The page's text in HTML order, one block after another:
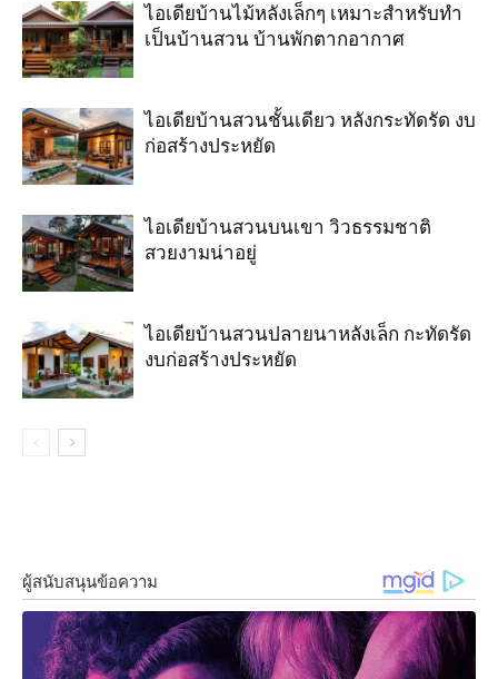
ไอเดียบ้านไม้หลังเล็กๆ เหมาะสำหรับทำ
เป็นบ้านสวน บ้านพักตากอากาศ
ไอเดียบ้านสวนชั้นเดียว หลังกระทัดรัด งบ
ก่อสร้างประหยัด
ไอเดียบ้านสวนบนเขา วิวธรรมชาติ
สวยงามน่าอยู่
ไอเดียบ้านสวนปลายนาหลังเล็ก กะทัดรัด
งบก่อสร้างประหยัด